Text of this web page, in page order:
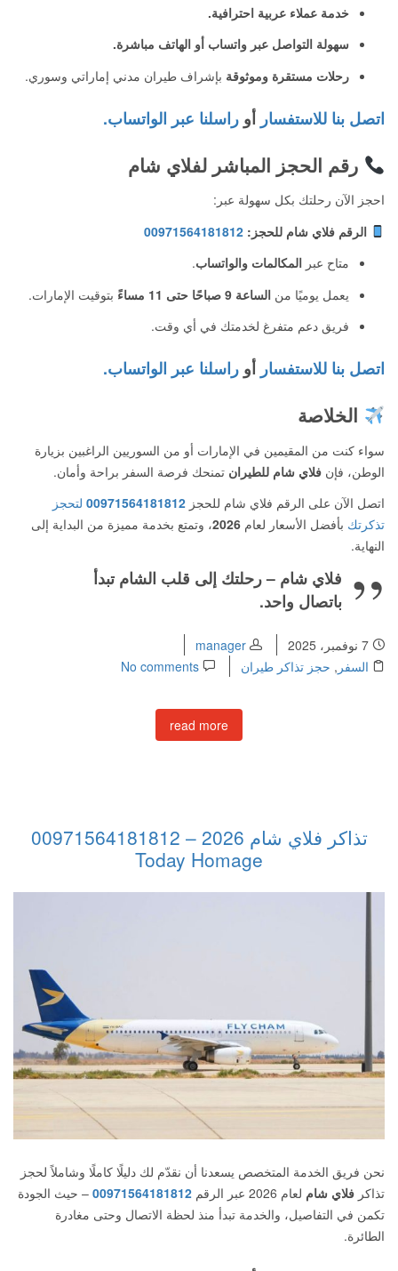
خدمة عملاء عربية احترافية.
سهولة التواصل عبر واتساب أو الهاتف مباشرة.
رحلات مستقرة وموثوقة بإشراف طيران مدني إماراتي وسوري.
اتصل بنا للاستفسار أو راسلنا عبر الواتساب.
رقم الحجز المباشر لفلاي شام
احجز الآن رحلتك بكل سهولة عبر:
الرقم فلاي شام للحجز: 00971564181812
متاح عبر المكالمات والواتساب.
يعمل يوميًا من الساعة 9 صباحًا حتى 11 مساءً
بتوقيت الإمارات.
فريق دعم متفرغ لخدمتك في أي وقت.
اتصل بنا للاستفسار أو راسلنا عبر الواتساب.
الخلاصة
سواء كنت من المقيمين في الإمارات أو من السوريين الراغبين بزيارة
الوطن، فإن فلاي شام للطيران تمنحك فرصة السفر براحة وأمان.
اتصل الآن على الرقم فلاي شام للحجز 00971564181812 لتحجز
تذكرتك بأفضل الأسعار لعام 2026، وتمتع بخدمة مميزة من البداية إلى
النهاية.
فلاي شام – رحلتك إلى قلب الشام تبدأ
باتصال واحد.
manager
السفر , حجز تذاكر طيران No comments
read more
تذاكر فلاي شام 2026 – 00971564181812
Today Homage
نحن فريق الخدمة المتخصص يسعدنا أن نقدّم لك دليلًا كاملًا وشاملاً لحجز
تذاكر فلاي شام لعام 2026 عبر الرقم 00971564181812 – حيث الجودة
تكمن في التفاصيل، والخدمة تبدأ منذ لحظة الاتصال وحتى مغادرة
الطائرة.